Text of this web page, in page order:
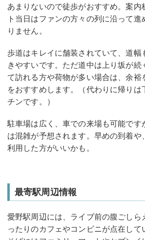
あまりないので徒歩がおすすめ。案内
ト当日はファンの方々の列に沿って
りません。
歩道はキレイに舗装されていて、道幅
きやすいです。ただ道中は上り坂が続
て訪れる方や荷物が多い場合は、余裕
をおすすめします。（代わりに帰りは
チンです。）
駐車場は広く、車での来場も可能です
は混雑が予想されます。早めの到着や
利用した方がいいかも。
最寄駅周辺情報
愛野駅周辺には、ライブ前の腹ごしら
ったりのカフェやコンビニが点在して